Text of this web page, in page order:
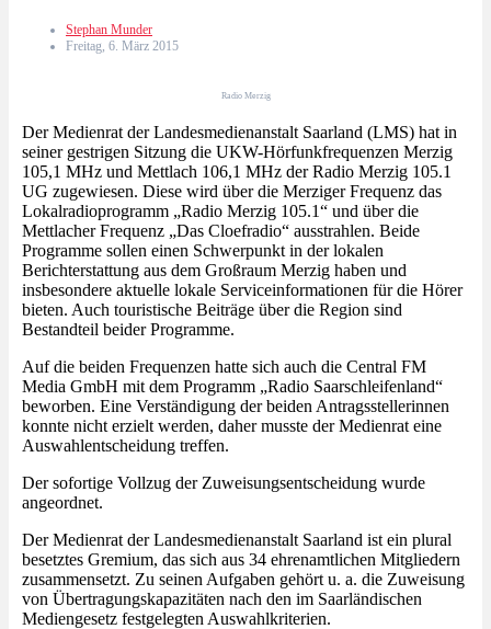
Stephan Munder
Freitag, 6. März 2015
Radio Merzig
Der Medienrat der Landesmedienanstalt Saarland (LMS) hat in
seiner gestrigen Sitzung die UKW-Hörfunkfrequenzen Merzig
105,1 MHz und Mettlach 106,1 MHz der Radio Merzig 105.1
UG zugewiesen. Diese wird über die Merziger Frequenz das
Lokalradioprogramm „Radio Merzig 105.1“ und über die
Mettlacher Frequenz „Das Cloefradio“ ausstrahlen. Beide
Programme sollen einen Schwerpunkt in der lokalen
Berichterstattung aus dem Großraum Merzig haben und
insbesondere aktuelle lokale Serviceinformationen für die Hörer
bieten. Auch touristische Beiträge über die Region sind
Bestandteil beider Programme.
Auf die beiden Frequenzen hatte sich auch die Central FM
Media GmbH mit dem Programm „Radio Saarschleifenland“
beworben. Eine Verständigung der beiden Antragsstellerinnen
konnte nicht erzielt werden, daher musste der Medienrat eine
Auswahlentscheidung treffen.
Der sofortige Vollzug der Zuweisungsentscheidung wurde
angeordnet.
Der Medienrat der Landesmedienanstalt Saarland ist ein plural
besetztes Gremium, das sich aus 34 ehrenamtlichen Mitgliedern
zusammensetzt. Zu seinen Aufgaben gehört u. a. die Zuweisung
von Übertragungskapazitäten nach den im Saarländischen
Mediengesetz festgelegten Auswahlkriterien.